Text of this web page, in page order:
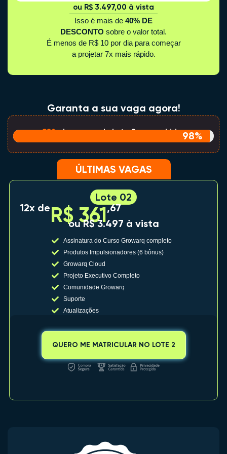
ou R$ 3.497,00 à vista
Isso é mais de 40% DE
DESCONTO sobre o valor total.
É menos de R$ 10 por dia para começar
a projetar 7x mais rápido.
Garanta a sua vaga agora!
98%das vagas do Lote 2 preenchidas98%
ÚLTIMAS VAGAS
Lote 02
12x deR$ 361,67
ou R$ 3.497 à vista
Assinatura do Curso Growarq completo​
Produtos Impulsionadores (6 bônus)
Growarq Cloud
Projeto Executivo Completo
Comunidade Growarq
Suporte
Atualizações
QUERO ME MATRICULAR NO LOTE 2